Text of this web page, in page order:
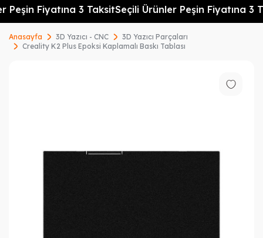
Peşin Fiyatına 3 TaksitSeçili Ürünler Peşin Fiyatına 3
Anasayfa 3D Yazıcı - CNC
3D Yazıcı Parçaları
Creality K2 Plus Epoksi Kaplamalı Baskı Tablası